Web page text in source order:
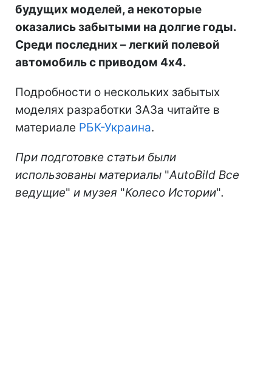
будущих моделей, а некоторые
оказались забытыми на долгие годы.
Среди последних – легкий полевой
автомобиль с приводом 4х4.
Подробности о нескольких забытых
моделях разработки ЗАЗа читайте в
материале РБК-Украина.
При подготовке статьи были
использованы материалы "AutoBild Все
ведущие" и музея "Колесо Истории".